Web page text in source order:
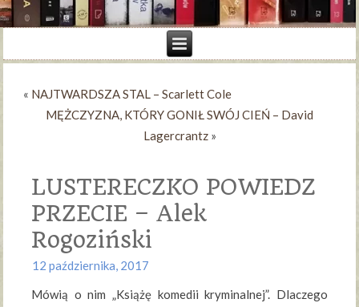
« NAJTWARDSZA STAL – Scarlett Cole
MĘŻCZYZNA, KTÓRY GONIŁ SWÓJ CIEŃ – David
Lagercrantz»
LUSTERECZKO POWIEDZ
PRZECIE – Alek
Rogoziński
12 października, 2017
Mówią o nim „Książę komedii kryminalnej”. Dlaczego